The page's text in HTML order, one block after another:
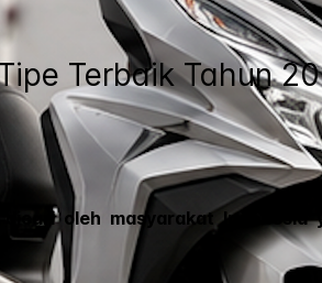
Terbaik Tahun
oleh masyarakat Indonesia